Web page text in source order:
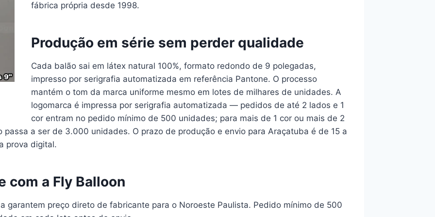
fábrica própria desde 1998.
Produção em série sem perder qualidade
Cada balão sai em látex natural 100%, formato redondo de 9 polegadas,
impresso por serigrafia automatizada em referência Pantone. O processo
mantém o tom da marca uniforme mesmo em lotes de milhares de unidades. A
logomarca é impressa por serigrafia automatizada — pedidos de até 2 lados e 1
cor entram no pedido mínimo de 500 unidades; para mais de 1 cor ou mais de 2
passa a ser de 3.000 unidades. O prazo de produção e envio para Araçatuba é de 15 a
prova digital.
com a Fly Balloon
garantem preço direto de fabricante para o Noroeste Paulista. Pedido mínimo de 500